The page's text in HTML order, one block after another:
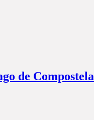
de Compostela